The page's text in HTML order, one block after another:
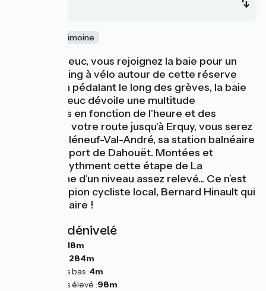
Patrimoine
De Saint-Brieuc, vous rejoignez la baie pour un
beau travelling à vélo autour de cette réserve
naturelle. En pédalant le long des grèves, la baie
de Saint-Brieuc dévoile une multitude
d'ambiances en fonction de l'heure et des
marées. Sur votre route jusqu'à Erquy, vous serez
séduit par Pléneuf-Val-André, sa station balnéaire
et son petit port de Dahouët. Montées et
descentes rythment cette étape de La
Vélomaritime d’un niveau assez relevé... Ce n’est
pas le champion cycliste local, Bernard Hinault qui
dira le contraire !
Pentes et dénivelé
318m
284m
Point le plus bas :4m
Point le plus élevé :98m